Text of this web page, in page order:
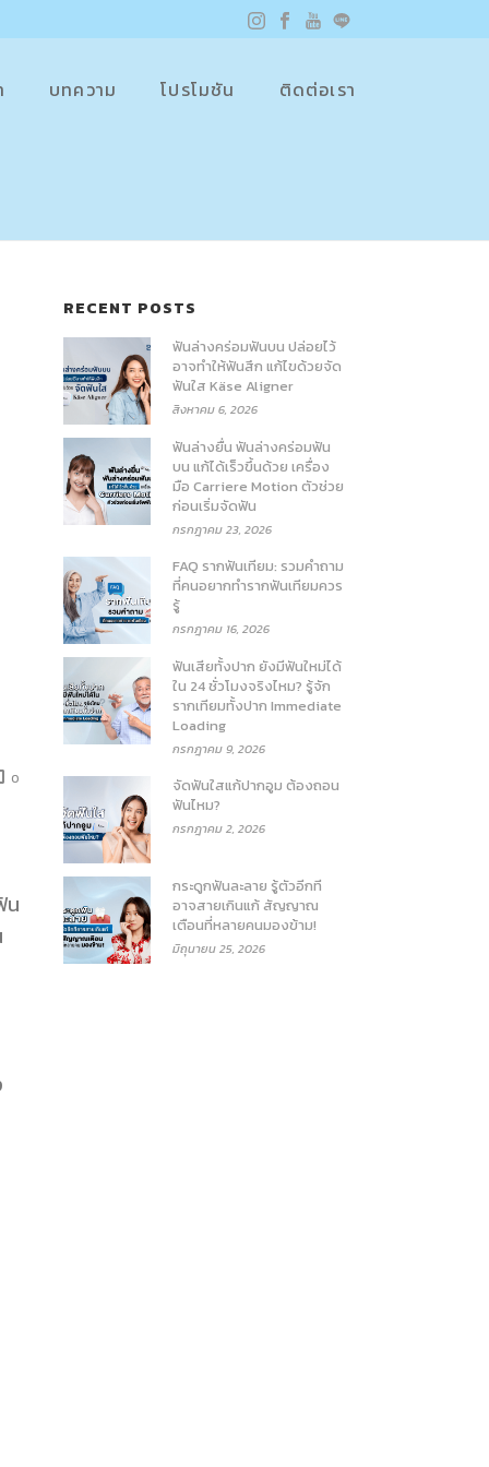
บทความ โปรโมชัน ติดต่อเรา
0
น
RECENT POSTS
ฟันล่างคร่อมฟันบน ปล่อยไว้
อาจทำให้ฟันสึก แก้ไขด้วยจัด
ฟันใส Käse Aligner
สิงหาคม 6, 2026
ฟันล่างยื่น ฟันล่างคร่อมฟัน
บน แก้ได้เร็วขึ้นด้วย เครื่อง
มือ Carriere Motion ตัวช่วย
ก่อนเริ่มจัดฟัน
กรกฎาคม 23, 2026
FAQ รากฟันเทียม: รวมคำถาม
ที่คนอยากทำรากฟันเทียมควร
รู้
กรกฎาคม 16, 2026
ฟันเสียทั้งปาก ยังมีฟันใหม่ได้
ใน 24 ชั่วโมงจริงไหม? รู้จัก
รากเทียมทั้งปาก Immediate
Loading
กรกฎาคม 9, 2026
จัดฟันใสแก้ปากอูม ต้องถอน
ฟันไหม?
กรกฎาคม 2, 2026
กระดูกฟันละลาย รู้ตัวอีกที
อาจสายเกินแก้ สัญญาณ
เตือนที่หลายคนมองข้าม!
มิถุนายน 25, 2026